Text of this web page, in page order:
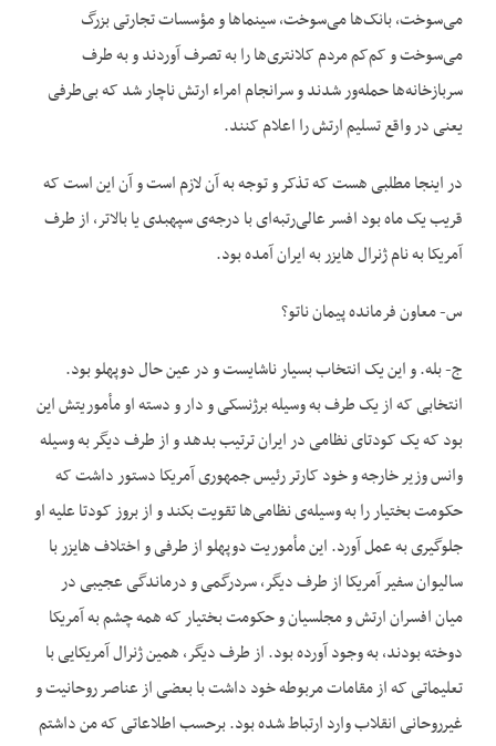
می‌‌سوخت، بانک‌‌ها می‌‌سوخت، سینماها و مؤسسات تجارتی بزرگ
می‌‌سوخت و کم‌‌کم مردم کلانتری‌‌ها را به تصرف آوردند و به طرف
سربازخانه‌‌ها حمله‌‌ور شدند و سرانجام امراء ارتش ناچار شد که بی‌‌طرفی
یعنی در واقع تسلیم ارتش را اعلام کنند.
در اینجا مطلبی هست که تذکر و توجه به آن لازم است و آن این است که
قریب یک ماه بود افسر عالی‌رتبه‌‌ای با درجه‌‌ی سپهبدی یا بالاتر، از طرف
آمریکا به نام ژنرال هایزر به ایران آمده بود.
س- معاون فرمانده پیمان ناتو؟
ج- بله. و این یک انتخاب بسیار ناشایست و در عین حال دوپهلو بود.
انتخابی که از یک طرف به وسیله برژنسکی و دار و دسته او مأموریتش این
بود که یک کودتای نظامی در ایران ترتیب بدهد و از طرف دیگر به وسیله
وانس وزیر خارجه و خود کارتر رئیس جمهوری آمریکا دستور داشت که
حکومت بختیار را به وسیله‌‌ی نظامی‌‌ها تقویت بکند و از بروز کودتا علیه او
جلوگیری به عمل آورد. این مأموریت دوپهلو از طرفی و اختلاف هایزر با
سالیوان سفیر آمریکا از طرف دیگر، سردرگمی و درماندگی عجیبی در
میان افسران ارتش و مجلسیان و حکومت بختیار که همه چشم به آمریکا
دوخته بودند، به وجود آورده بود. از طرف دیگر، همین ژنرال آمریکایی با
تعلیماتی که از مقامات مربوطه خود داشت با بعضی از عناصر روحانیت و
غیرروحانی انقلاب وارد ارتباط شده بود. برحسب اطلاعاتی که من داشتم